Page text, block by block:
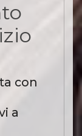
con
a